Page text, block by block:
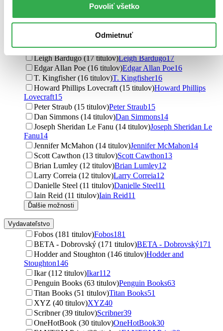
Povoliť všetko
Odmietnuť
Silvia Moreno-Garcia (29 titulov)Silvia Moreno-Garcia
Richard Chizmar (28 titulov)Richard Chizmar28
Henry James (18 titulov)Henry James
Owen King (17 titulov)Owen King17
Leigh Bardugo (17 titulov)Leigh Bardugo17
Edgar Allan Poe (16 titulov)Edgar Allan Poe16
T. Kingfisher (16 titulov)T. Kingfisher16
Howard Phillips Lovecraft (15 titulov)Howard Phillips
Lovecraft15
Peter Straub (15 titulov)Peter Straub15
Dan Simmons (14 titulov)Dan Simmons14
Joseph Sheridan Le Fanu (14 titulov)Joseph Sheridan Le
Fanu14
Jennifer McMahon (14 titulov)Jennifer McMahon14
Scott Cawthon (13 titulov)Scott Cawthon13
Brian Lumley (12 titulov)Brian Lumley12
Larry Correia (12 titulov)Larry Correia12
Danielle Steel (11 titulov)Danielle Steel11
Iain Reid (11 titulov)Iain Reid11
Ďalšie možnosti
Vydavateľstvo
Fobos (181 titulov)Fobos181
BETA - Dobrovský (171 titulov)BETA - Dobrovský171
Hodder and Stoughton (146 titulov)Hodder and
Stoughton146
Ikar (112 titulov)Ikar112
Penguin Books (63 titulov)Penguin Books63
Titan Books (51 titulov)Titan Books51
XYZ (40 titulov)XYZ40
Scribner (39 titulov)Scribner39
OneHotBook (30 titulov)OneHotBook30